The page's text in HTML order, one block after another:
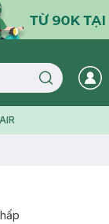
Search icon